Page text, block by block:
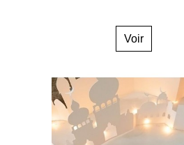
Voir